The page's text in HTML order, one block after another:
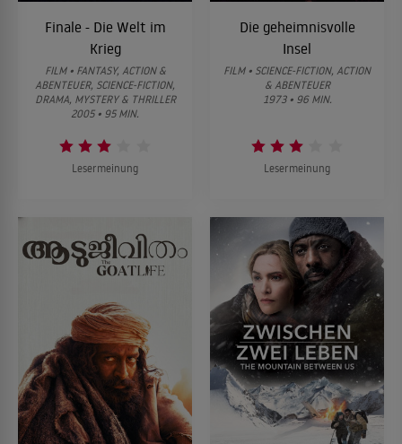
Finale - Die Welt im
Krieg
FILM • FANTASY, ACTION &
ABENTEUER, SCIENCE-FICTION,
DRAMA, MYSTERY & THRILLER
2005 • 95 MIN.
Lesermeinung
Die geheimnisvolle
Insel
FILM • SCIENCE-FICTION, ACTION
& ABENTEUER
1973 • 96 MIN.
Lesermeinung